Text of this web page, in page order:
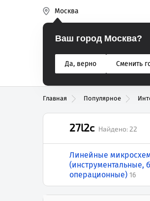
Москва
Эиком
Ваш город Москва?
Да, верно
Сменить
% Акции
Разъемы
Главная Популярное
27l2c Найдено: 22
Линейные
(инструментальные,
операционные) 16